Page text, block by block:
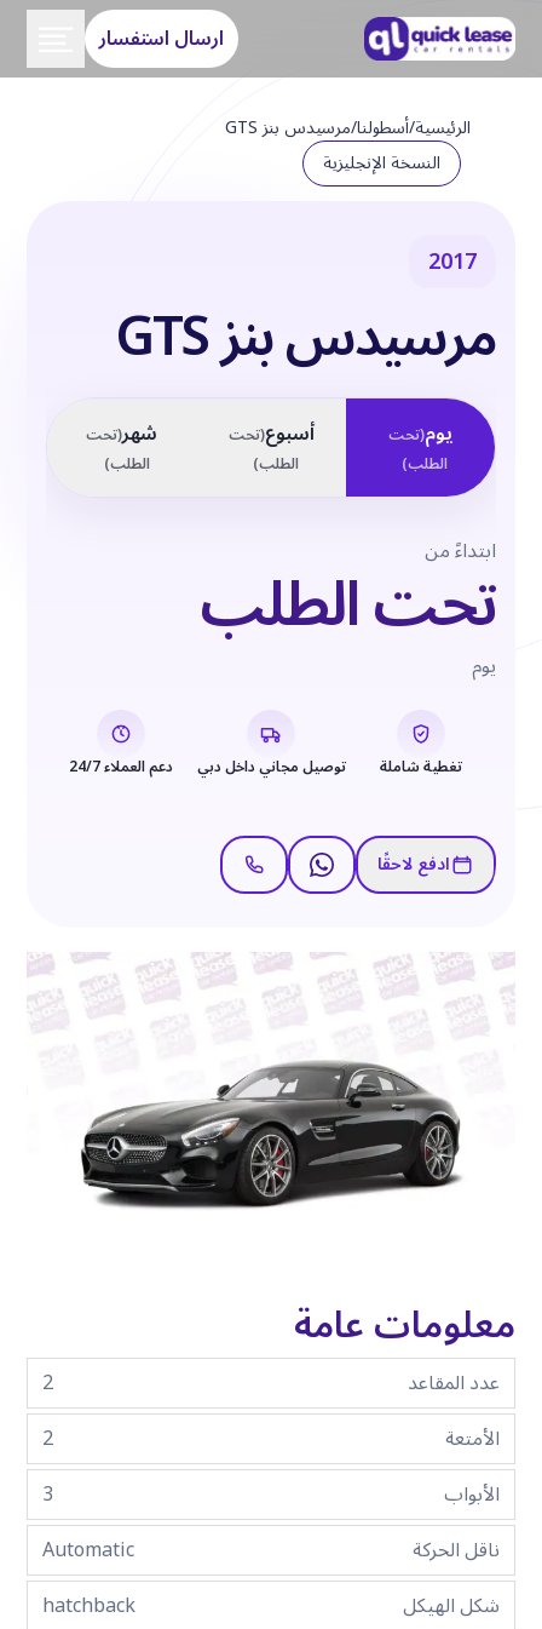
ارسال استفسار
الرئيسية/أسطولنا/مرسيدس بنز GTS
النسخة الإنجليزية
2017
مرسيدس بنز GTS
يوم(تحت
الطلب)
أسبوع(تحت
الطلب)
شهر(تحت
الطلب)
ابتداءً من
تحت الطلب
يوم
تغطية شاملة توصيل مجاني داخل دبي دعم العملاء 24/7
ادفع لاحقًا
معلومات عامة
عدد المقاعد
2
الأمتعة
2
الأبواب
3
ناقل الحركة
Automatic
شكل الهيكل
hatchback